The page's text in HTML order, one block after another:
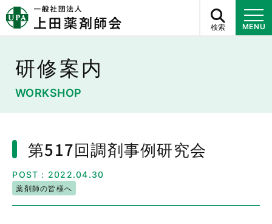
検索 MENU
研修案内
WORKSHOP
第517回調剤事例研究会
POST：2022.04.30
薬剤師の皆様へ